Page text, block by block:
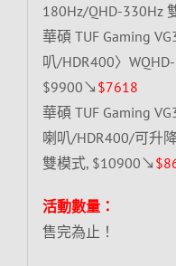
180Hz/QHD-330Hz
華碩 TUF Gaming
叭/HDR400〉
$9900↘ $7618
華碩 TUF Gaming
喇叭/HDR400/可升
雙模式, $10900↘
活動數量：
售完為止！